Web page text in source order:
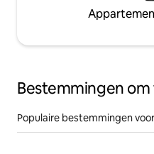
Bestemmingen
Populaire bestemmingen